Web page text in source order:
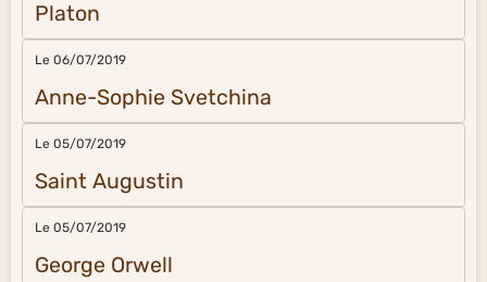
Platon
Le 06/07/2019
Anne-Sophie Svetchina
Le 05/07/2019
Saint Augustin
Le 05/07/2019
George Orwell